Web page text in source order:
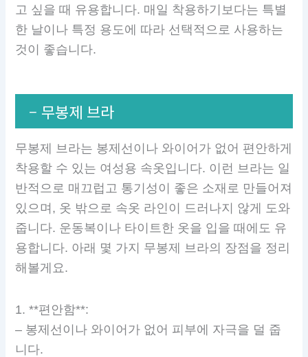
고 싶을 때 유용합니다. 매일 착용하기보다는 특별
한 날이나 특정 용도에 따라 선택적으로 사용하는
것이 좋습니다.
– 무봉제 브라
무봉제 브라는 봉제선이나 와이어가 없어 편안하게
착용할 수 있는 여성용 속옷입니다. 이런 브라는 일
반적으로 매끄럽고 통기성이 좋은 소재로 만들어져
있으며, 옷 밖으로 속옷 라인이 드러나지 않게 도와
줍니다. 운동복이나 타이트한 옷을 입을 때에도 유
용합니다. 아래 몇 가지 무봉제 브라의 장점을 정리
해볼게요.
1. **편안함**:
– 봉제선이나 와이어가 없어 피부에 자극을 덜 줍
니다.